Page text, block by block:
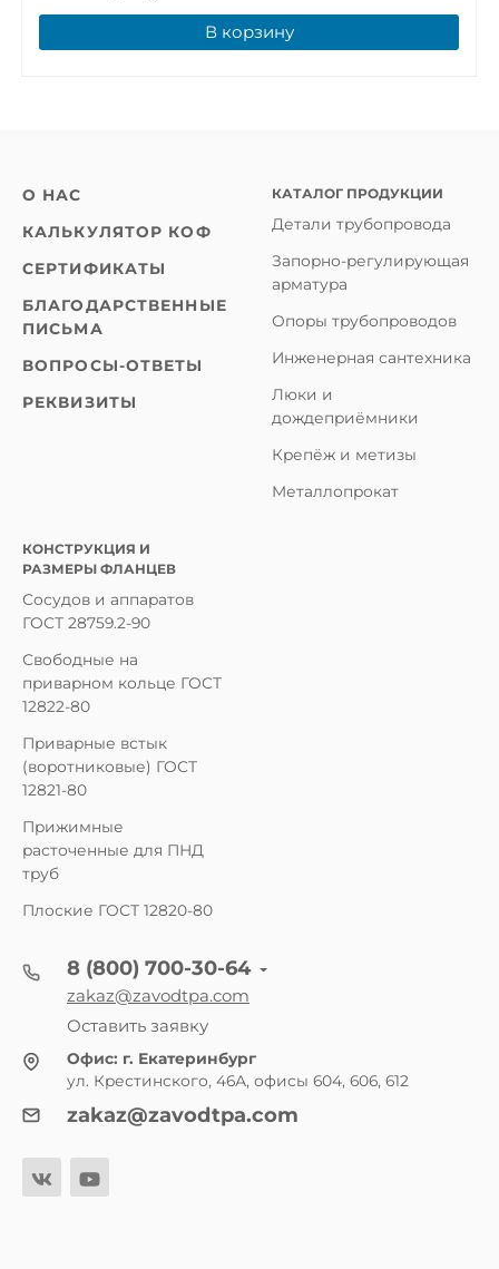
В корзину
О НАС
КАЛЬКУЛЯТОР КОФ
СЕРТИФИКАТЫ
БЛАГОДАРСТВЕННЫЕ
ПИСЬМА
ВОПРОСЫ-ОТВЕТЫ
РЕКВИЗИТЫ
КАТАЛОГ ПРОДУКЦИИ
Детали трубопровода
Запорно-регулирующая
арматура
Опоры трубопроводов
Инженерная сантехника
Люки и
дождеприёмники
Крепёж и метизы
Металлопрокат
КОНСТРУКЦИЯ И
РАЗМЕРЫ ФЛАНЦЕВ
Сосудов и аппаратов
ГОСТ 28759.2-90
Свободные на
приварном кольце ГОСТ
12822-80
Приварные встык
(воротниковые) ГОСТ
12821-80
Прижимные
расточенные для ПНД
труб
Плоские ГОСТ 12820-80
8 (800) 700-30-64
zakaz@zavodtpa.com
Оставить заявку
Офис: г. Екатеринбург
ул. Крестинского, 46А, офисы 604, 606, 612
zakaz@zavodtpa.com